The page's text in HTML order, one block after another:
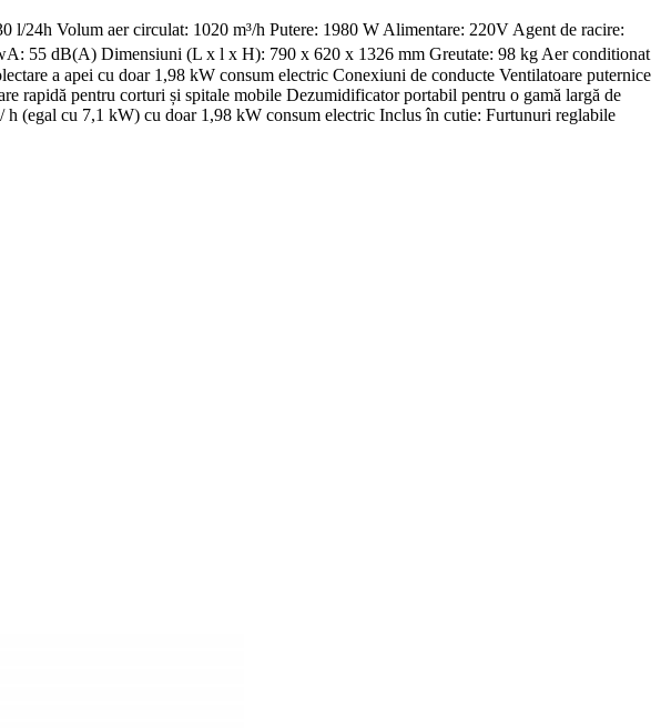
Volum aer circulat: 1020 m³/h Putere: 1980 W Alimentare: 220V Agent de racire:
55 dB(A) Dimensiuni (L x l x H): 790 x 620 x 1326 mm Greutate: 98 kg Aer conditionat
a apei cu doar 1,98 kW consum electric Conexiuni de conducte Ventilatoare puternice
rapidă pentru corturi și spitale mobile Dezumidificator portabil pentru o gamă largă de
(egal cu 7,1 kW) cu doar 1,98 kW consum electric Inclus în cutie: Furtunuri reglabile